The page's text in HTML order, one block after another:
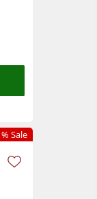
% Sale